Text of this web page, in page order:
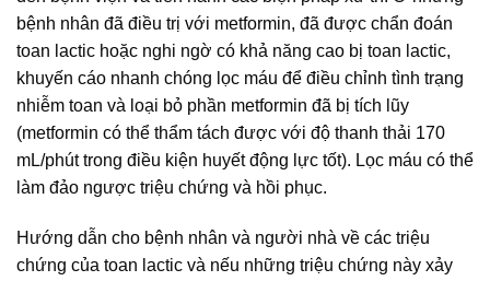
bệnh nhân đã điều trị với metformin, đã được chẩn đoán
toan lactic hoặc nghi ngờ có khả năng cao bị toan lactic,
khuyến cáo nhanh chóng lọc máu để điều chỉnh tình trạng
nhiễm toan và loại bỏ phần metformin đã bị tích lũy
(metformin có thể thẩm tách được với độ thanh thải 170
mL/phút trong điều kiện huyết động lực tốt). Lọc máu có thể
làm đảo ngược triệu chứng và hồi phục.
Hướng dẫn cho bệnh nhân và người nhà về các triệu
chứng của toan lactic và nếu những triệu chứng này xảy